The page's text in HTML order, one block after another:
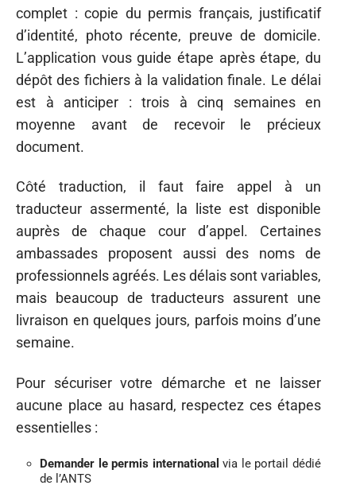
complet : copie du permis français, justificatif
d’identité, photo récente, preuve de domicile.
L’application vous guide étape après étape, du
dépôt des fichiers à la validation finale. Le délai
est à anticiper : trois à cinq semaines en
moyenne avant de recevoir le précieux
document.
Côté traduction, il faut faire appel à un
traducteur assermenté, la liste est disponible
auprès de chaque cour d’appel. Certaines
ambassades proposent aussi des noms de
professionnels agréés. Les délais sont variables,
mais beaucoup de traducteurs assurent une
livraison en quelques jours, parfois moins d’une
semaine.
Pour sécuriser votre démarche et ne laisser
aucune place au hasard, respectez ces étapes
essentielles :
Demander le permis international via le portail dédié
de l’ANTS